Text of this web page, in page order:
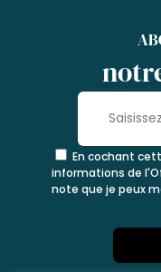
En cochant
informations de
note que je peux